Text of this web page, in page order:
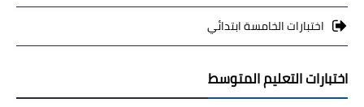
اختبارات الخامسة ابتدائي
اختبارات التعليم المتوسط